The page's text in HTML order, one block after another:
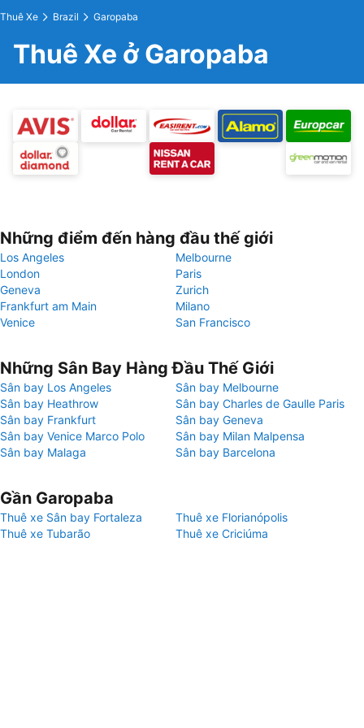
Thuê Xe Brazil Garopaba
Thuê Xe ở Garopaba
Những điểm đến hàng đầu thế giới
Los Angeles
Melbourne
London
Paris
Geneva
Zurich
Frankfurt am Main
Milano
Venice
San Francisco
Những Sân Bay Hàng Đầu Thế Giới
Sân bay Los Angeles
Sân bay Melbourne
Sân bay Heathrow
Sân bay Charles de Gaulle Paris
Sân bay Frankfurt
Sân bay Geneva
Sân bay Venice Marco Polo
Sân bay Milan Malpensa
Sân bay Malaga
Sân bay Barcelona
Gần Garopaba
Thuê xe Sân bay Fortaleza
Thuê xe Florianópolis
Thuê xe Tubarão
Thuê xe Criciúma